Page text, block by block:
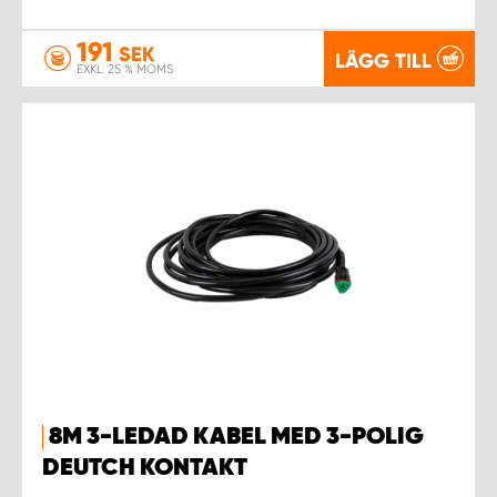
191 SEK
EXKL. 25 % MOMS LÄGG TILL
8M 3-LEDAD KABEL MED 3-POLIG
DEUTCH KONTAKT